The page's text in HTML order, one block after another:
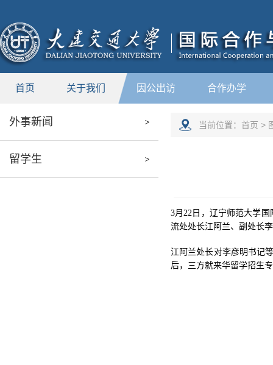
首页 关于我们 因公出访 合作办学
新闻中心
外事新闻
留学生
当前位置： 首页 >
3月22 日，辽宁师范大学
流处处长江阿兰、副处长
江阿兰处长对李彦明书记
后，三方就来华留学招生